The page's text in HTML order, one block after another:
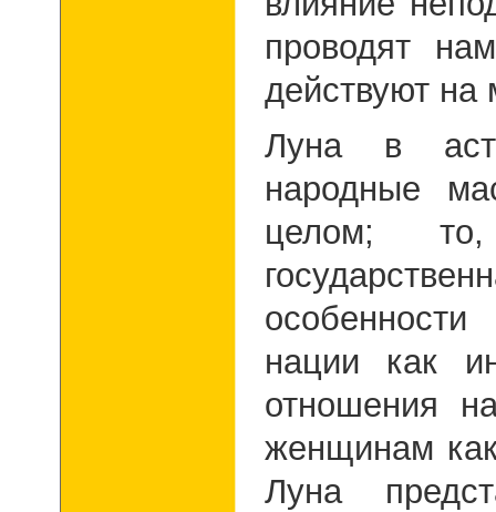
проводят
действуют на
Луна в
народные
целом;
нации как
отношения
женщинам
Луна